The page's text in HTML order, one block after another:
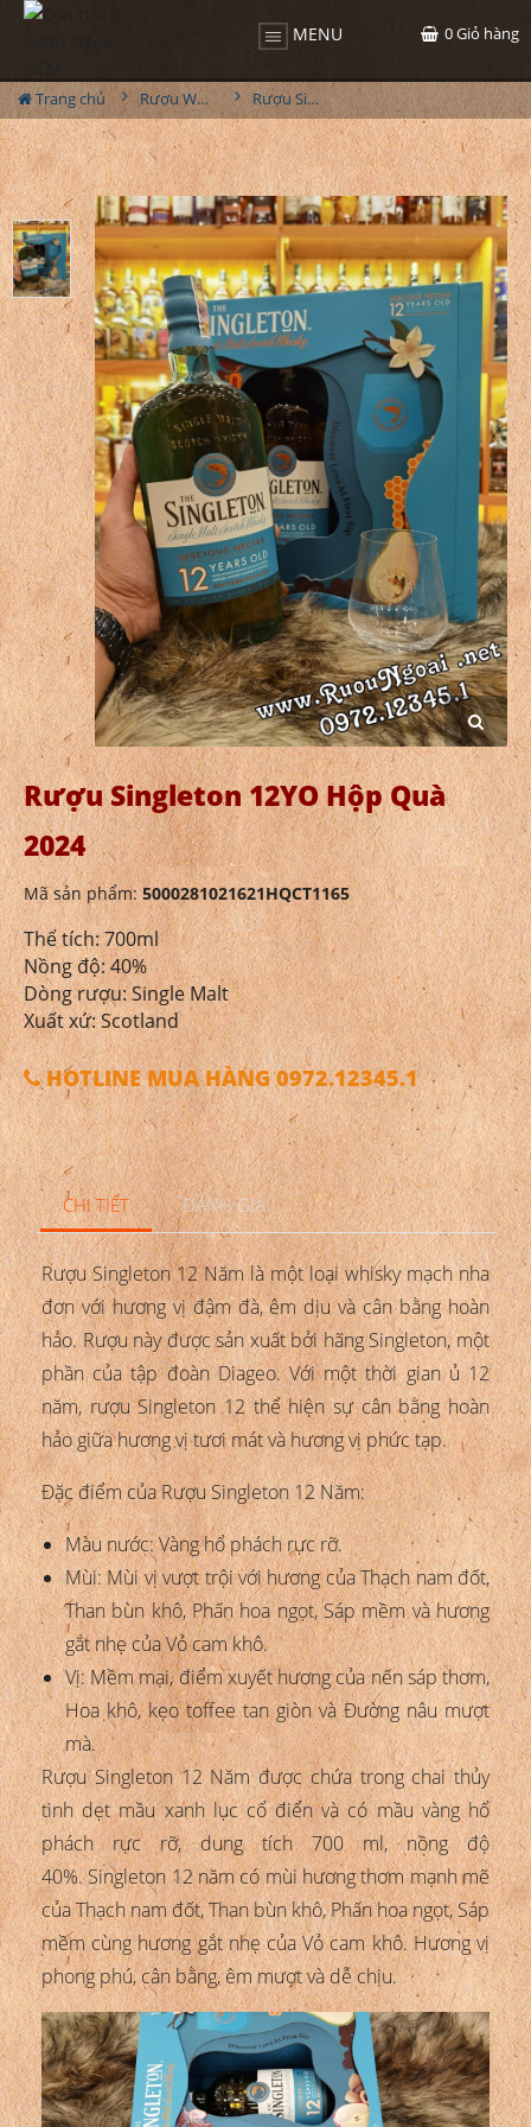
MENU 0Giỏ hàng
Trang chủ Rượu Whisky Rượu Singleton 12YO Hộp Quà 2024
Rượu Singleton 12YO Hộp Quà
2024
Mã sản phẩm:5000281021621HQCT1165
Thể tích: 700ml
Nồng độ: 40%
Dòng rượu: Single Malt
Xuất xứ: Scotland
HOTLINE MUA HÀNG 0972.12345.1
CHI TIẾT ĐÁNH GIÁ
Rượu Singleton 12 Năm là một loại whisky mạch nha
đơn với hương vị đậm đà, êm dịu và cân bằng hoàn
hảo. Rượu này được sản xuất bởi hãng Singleton, một
phần của tập đoàn Diageo. Với một thời gian ủ 12
năm, rượu Singleton 12 thể hiện sự cân bằng hoàn
hảo giữa hương vị tươi mát và hương vị phức tạp.
Đặc điểm của Rượu Singleton 12 Năm:
Màu nước: Vàng hổ phách rực rỡ.
Mùi: Mùi vị vượt trội với hương của Thạch nam đốt,
Than bùn khô, Phấn hoa ngọt, Sáp mềm và hương
gắt nhẹ của Vỏ cam khô.
Vị: Mềm mại, điểm xuyết hương của nến sáp thơm,
Hoa khô, kẹo toffee tan giòn và Đường nâu mượt
mà.
Rượu Singleton 12 Năm được chứa trong chai thủy
tinh dẹt mầu xanh lục cổ điển và có mầu vàng hổ
phách rực rỡ, dung tích 700 ml, nồng độ
40%. Singleton 12 năm có mùi hương thơm mạnh mẽ
của Thạch nam đốt, Than bùn khô, Phấn hoa ngọt, Sáp
mềm cùng hương gắt nhẹ của Vỏ cam khô. Hương vị
phong phú, cân bằng, êm mượt và dễ chịu.